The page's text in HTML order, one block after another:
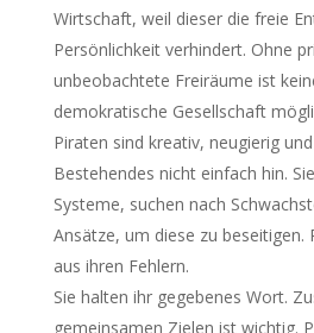
Wirtschaft, weil dieser die freie
Persönlichkeit verhindert. Ohne
unbeobachtete Freiräume ist
demokratische Gesellschaft
Piraten sind kreativ, neugierig
Bestehendes nicht einfach hin.
Systeme, suchen nach
Ansätze, um diese zu beseitigen.
aus ihren Fehlern.
Sie halten ihr gegebenes Wort.
gemeinsamen Zielen ist wichtig.